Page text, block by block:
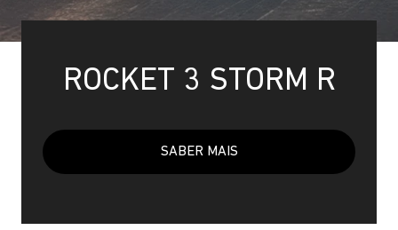
ROCKET 3 STORM R
SABER MAIS